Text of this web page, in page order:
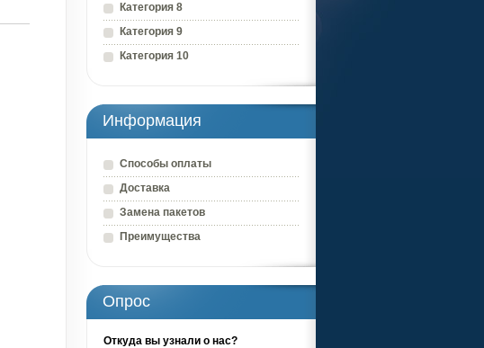
Категория 8
Категория 9
Категория 10
Информация
Способы оплаты
Доставка
Замена пакетов
Преимущества
Опрос
Откуда вы узнали о нас?